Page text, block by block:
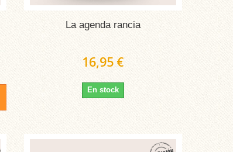
La agenda rancia
16,95 €
En stock